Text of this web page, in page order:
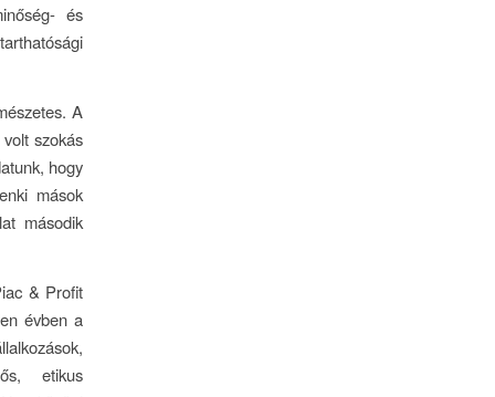
és
A
szokás
hogy
mások
második
& Profit
évben a
etikus